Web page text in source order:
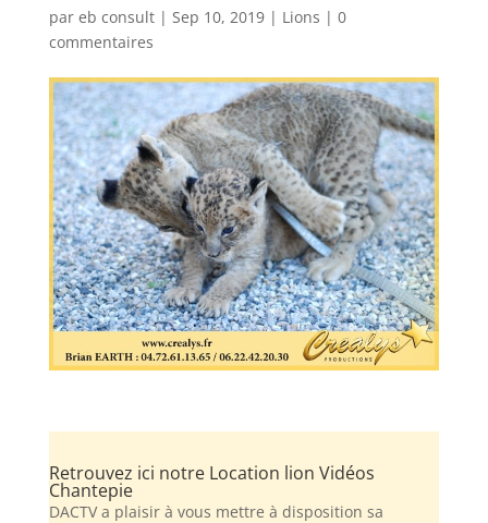
par eb consult| Sep 10, 2019| Lions | 0
commentaires
Retrouvez ici notre Location lion Vidéos
Chantepie
DACTV a plaisir à vous mettre à disposition sa